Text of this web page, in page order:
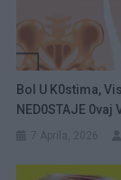
Bol U K0stima,
NED0STAJE 0vaj